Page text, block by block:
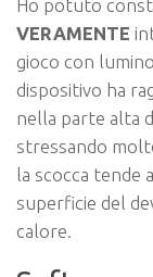
Ho potuto
VERAMENTE
gioco con
dispositivo ha
nella parte alta
stressando
la scocca tende
superficie del
calore.